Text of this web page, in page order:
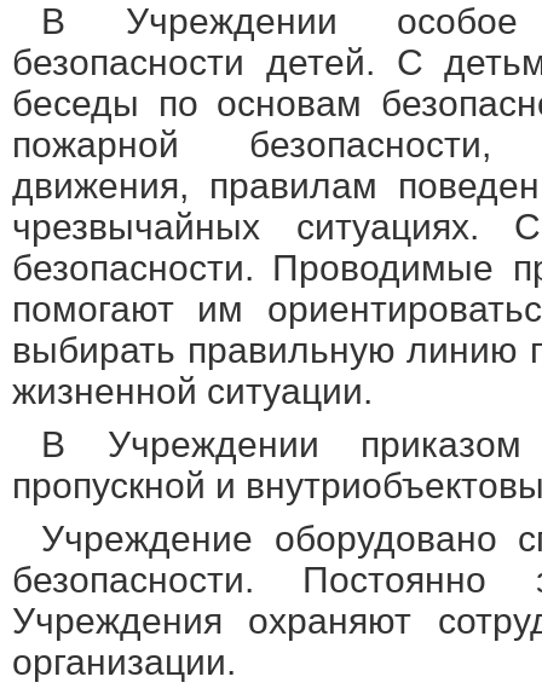
В Учреждении особое
безопасности детей. С
беседы по основам
пожарной
движения, правилам
чрезвычайных ситуациях.
безопасности. Проводимые
помогают им
выбирать правильную линию
жизненной ситуации.
В Учреждении приказом
пропускной и
Учреждение оборудовано
безопасности.
Учреждения охраняют
организации.